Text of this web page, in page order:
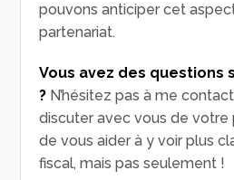
pouvons anticiper cet
partenariat.
Vous avez des questions
? N’hésitez pas à me
discuter avec vous de
de vous aider à y voir plus
fiscal, mais pas seulement !